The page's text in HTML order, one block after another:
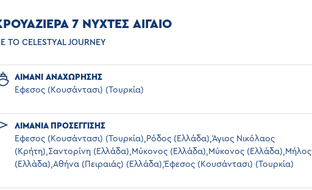
7 ΝΥΧΤΕΣ ΑΙΓΑΙΟ
ΤΟ CELESTYAL JOURNEY
ΛΙΜΑΝΙ ΑΝΑΧΩΡΗΣΗΣ
Έφεσος (Κουσάντασι) (Τουρκία)
ΛΙΜΑΝΙΑ ΠΡΟΣΕΓΓΙΣΗΣ
Έφεσος (Κουσάντασι) (Τουρκία),Ρόδος (Ελλάδα),Άγιος Νικόλαος
(Κρήτη),Σαντορίνη (Ελλάδα),Μύκονος (Ελλάδα),Μύκονος (Ελλάδα),Μήλος
(Ελλάδα),Αθήνα (Πειραιάς) (Ελλάδα),Έφεσος (Κουσάντασι) (Τουρκία)